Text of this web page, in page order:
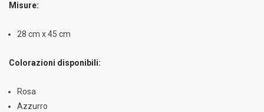
Misure:
28 cm x 45 cm
Colorazioni disponibili:
Rosa
Azzurro